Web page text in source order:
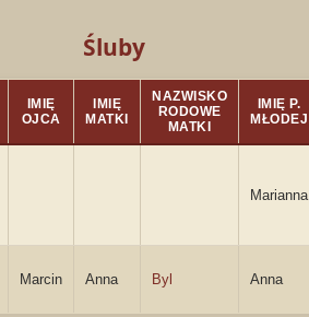
Śluby
IMIĘ
OJCA
IMIĘ
MATKI
NAZWISKO
RODOWE
MATKI
IMIĘ P.
MŁODEJ
Marianna
Marcin Anna Byl Anna